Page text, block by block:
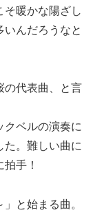
そ暖かな陽ざし
いんだろうなと
の代表曲、と言
クベルの演奏に
。難しい曲に
手！
と始まる曲。